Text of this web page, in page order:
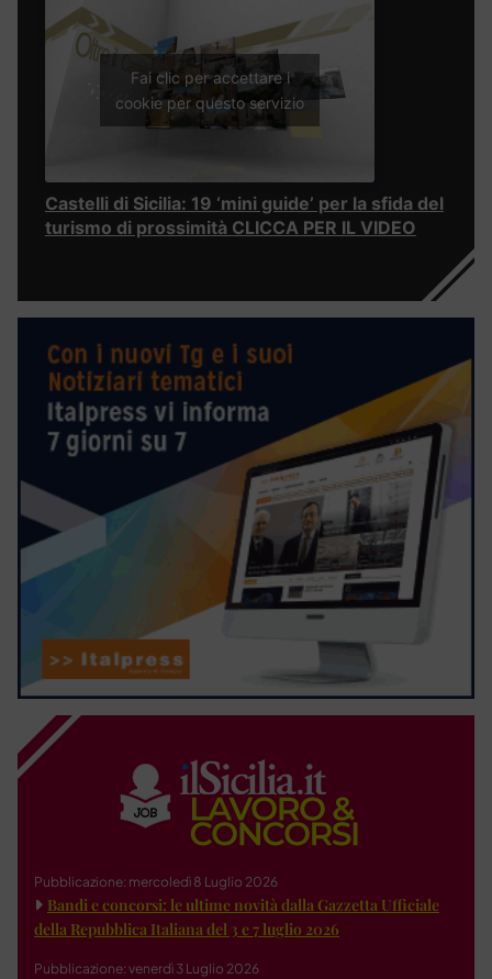
Fai clic per accettare i
cookie per questo servizio
Castelli di Sicilia: 19 ‘mini guide’ per la sfida del
turismo di prossimità CLICCA PER IL VIDEO
Pubblicazione: mercoledì 8 Luglio 2026
Bandi e concorsi: le ultime novità dalla Gazzetta Ufficiale
della Repubblica Italiana del 3 e 7 luglio 2026
Pubblicazione: venerdì 3 Luglio 2026